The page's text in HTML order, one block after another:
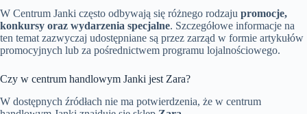
W Centrum Janki często odbywają się różnego rodzaju promocje,
konkursy oraz wydarzenia specjalne. Szczegółowe informacje na
ten temat zazwyczaj udostępniane są przez zarząd w formie artykułów
promocyjnych lub za pośrednictwem programu lojalnościowego.
Czy w centrum handlowym Janki jest Zara?
W dostępnych źródłach nie ma potwierdzenia, że w centrum